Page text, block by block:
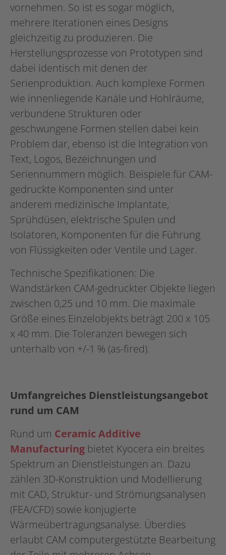
vornehmen. So ist es sogar möglich,
mehrere Iterationen eines Designs
gleichzeitig zu produzieren. Die
Herstellungsprozesse von Prototypen sind
dabei identisch mit denen der
Serienproduktion. Auch komplexe Formen
wie innenliegende Kanäle und Hohlräume,
verbundene Strukturen oder
geschwungene Formen stellen dabei kein
Problem dar, ebenso ist die Integration von
Text, Logos, Bezeichnungen und
Seriennummern möglich. Beispiele für CAM-
gedruckte Komponenten sind unter
anderem medizinische Implantate,
Sprühdüsen, elektrische Spulen und
Isolatoren, Komponenten für die Führung
von Flüssigkeiten oder Ventile und Lager.
Technische Spezifikationen: Die
Wandstärken CAM-gedruckter Objekte liegen
zwischen 0,25 und 10 mm. Die maximale
Größe eines Einzelobjekts beträgt 200 x 105
x 40 mm. Die Toleranzen bewegen sich
unterhalb von +/-1 % (as-fired).
Umfangreiches Dienstleistungsangebot
rund um CAM
Rund um Ceramic Additive
Manufacturing bietet Kyocera ein breites
Spektrum an Dienstleistungen an. Dazu
zählen 3D-Konstruktion und Modellierung
mit CAD, Struktur- und Strömungsanalysen
(FEA/CFD) sowie konjugierte
Wärmeübertragungsanalyse. Überdies
erlaubt CAM computergestützte Bearbeitung